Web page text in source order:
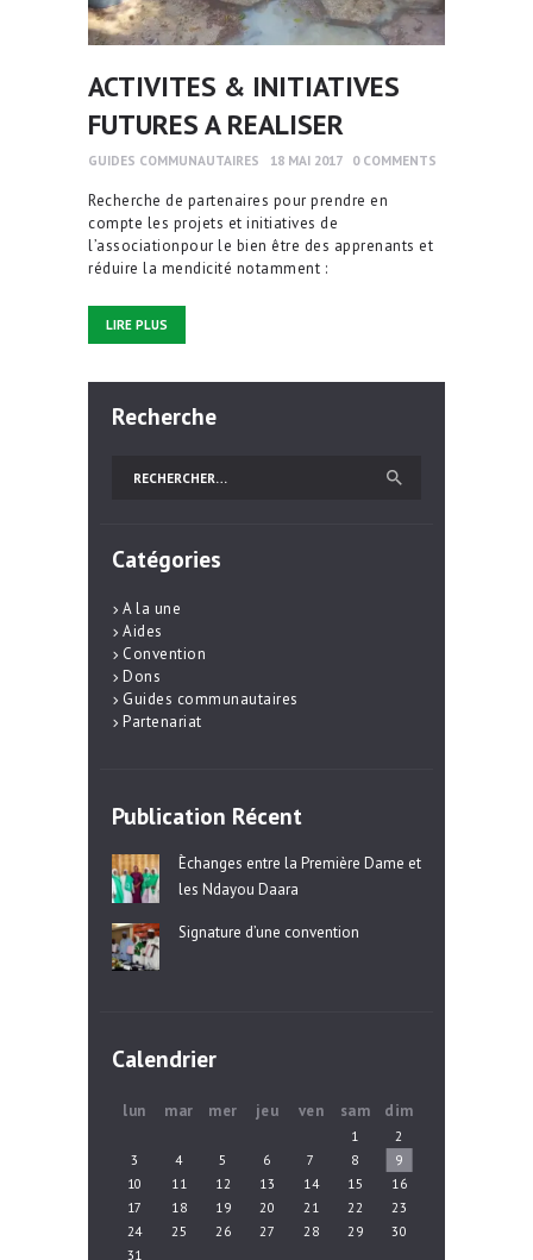
ACTIVITES & INITIATIVES
FUTURES A REALISER
GUIDES COMMUNAUTAIRES 18 MAI 2017 0 COMMENTS
Recherche de partenaires pour prendre en
compte les projets et initiatives de
l’associationpour le bien être des apprenants et
réduire la mendicité notamment :
LIRE PLUS
Recherche
Catégories
A la une
Aides
Convention
Dons
Guides communautaires
Partenariat
Publication Récent
Èchanges entre la Première Dame et
les Ndayou Daara
Signature d’une convention
Calendrier
lun mar mer jeu ven sam dim
1
2
3
4 5 6 7 8
9
10
11 12 13 14 15
16
17
18 19 20 21 22
23
24
25 26 27 28 29
30
31